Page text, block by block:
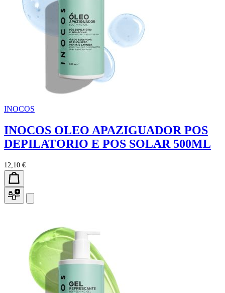
INOCOS
INOCOS OLEO APAZIGUADOR POS
DEPILATORIO E POS SOLAR 500ML
12,10 €